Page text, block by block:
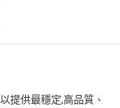
提供最穩定,高品質、